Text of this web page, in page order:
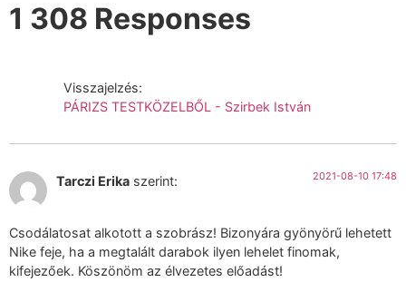
1 308 Responses
Visszajelzés:
PÁRIZS TESTKÖZELBŐL - Szirbek István
Tarczi Erika szerint: 2021-08-10 17:48
Csodálatosat alkotott a szobrász! Bizonyára gyönyörű lehetett
Nike feje, ha a megtalált darabok ilyen lehelet finomak,
kifejezőek. Köszönöm az élvezetes előadást!